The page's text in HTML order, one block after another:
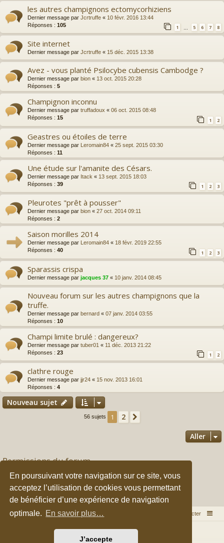
En poursuivant votre navigation sur ce site, vous
acceptez l’utilisation de cookies vous permettant
de bénéficier d’une expérience de navigation
optimale. En savoir plus…
J’accepte
les autres champignons ectomycorhiziens
Dernier message par Jcrtruffe « 10 févr. 2016 13:44
Réponses : 105 1 … 5 6 7 8
Site internet
Dernier message par Jcrtruffe « 15 déc. 2015 13:38
Avez - vous planté Psilocybe cubensis Cambodge ?
Dernier message par bion « 13 oct. 2015 20:28
Réponses : 5
Champignon inconnu
Dernier message par truffadoux « 06 oct. 2015 08:48
Réponses : 15 1 2
Geastres ou étoiles de terre
Dernier message par Leromain84 « 25 sept. 2015 03:30
Réponses : 11
Une étude sur l'amanite des Césars.
Dernier message par Itack « 13 sept. 2015 18:03
Réponses : 39 1 2 3
Pleurotes "prêt à pousser"
Dernier message par bion « 27 oct. 2014 09:11
Réponses : 2
Saison morilles 2014
Dernier message par Leromain84 « 18 févr. 2019 22:55
Réponses : 40 1 2 3
Sparassis crispa
Dernier message par jacques 37 « 10 janv. 2014 08:45
Nouveau forum sur les autres champignons que la
truffe.
Dernier message par bernard « 07 janv. 2014 03:55
Réponses : 10
Champi limite brulé : dangereux?
Dernier message par tuber01 « 11 déc. 2013 21:22
Réponses : 23 1 2
clathre rouge
Dernier message par jjr24 « 15 nov. 2013 16:01
Réponses : 4
Nouveau sujet
56 sujets 1 2
Aller
Permissions du forum
Vous ne pouvez pas
publier de nouveaux sujets dans ce forum
Vousne pouvez pasrépondre aux sujets dans ce forum
Vousne pouvez pasmodifier vos messages dans ce forum
ne pouvez pas
supprimer vos messages dans ce forum
Vousne pouvez pastransférer de pièces jointes dans ce forum
Accueil du forum Nous contacter
Développé parphpBB® Forum Software © phpBB Limited
Style parArty